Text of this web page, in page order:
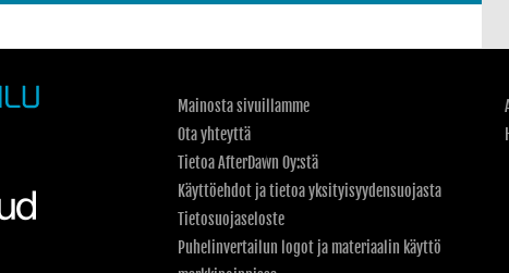
Mainosta sivuillamme
Ota yhteyttä
Tietoa AfterDawn Oy:stä
Käyttöehdot ja tietoa yksityisyydensuojasta
Tietosuojaseloste
Puhelinvertailun logot ja materiaalin käyttö